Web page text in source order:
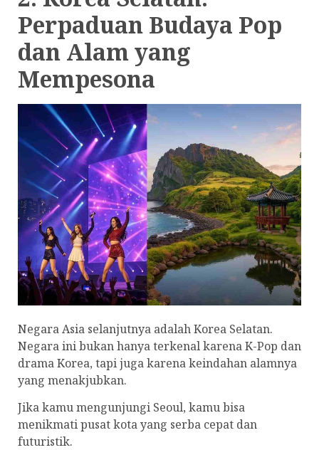
Perpaduan Budaya Pop
dan Alam yang
Mempesona
Negara Asia selanjutnya adalah Korea Selatan.
Negara ini bukan hanya terkenal karena K-Pop dan
drama Korea, tapi juga karena keindahan alamnya
yang menakjubkan.
Jika kamu mengunjungi Seoul, kamu bisa
menikmati pusat kota yang serba cepat dan
futuristik.